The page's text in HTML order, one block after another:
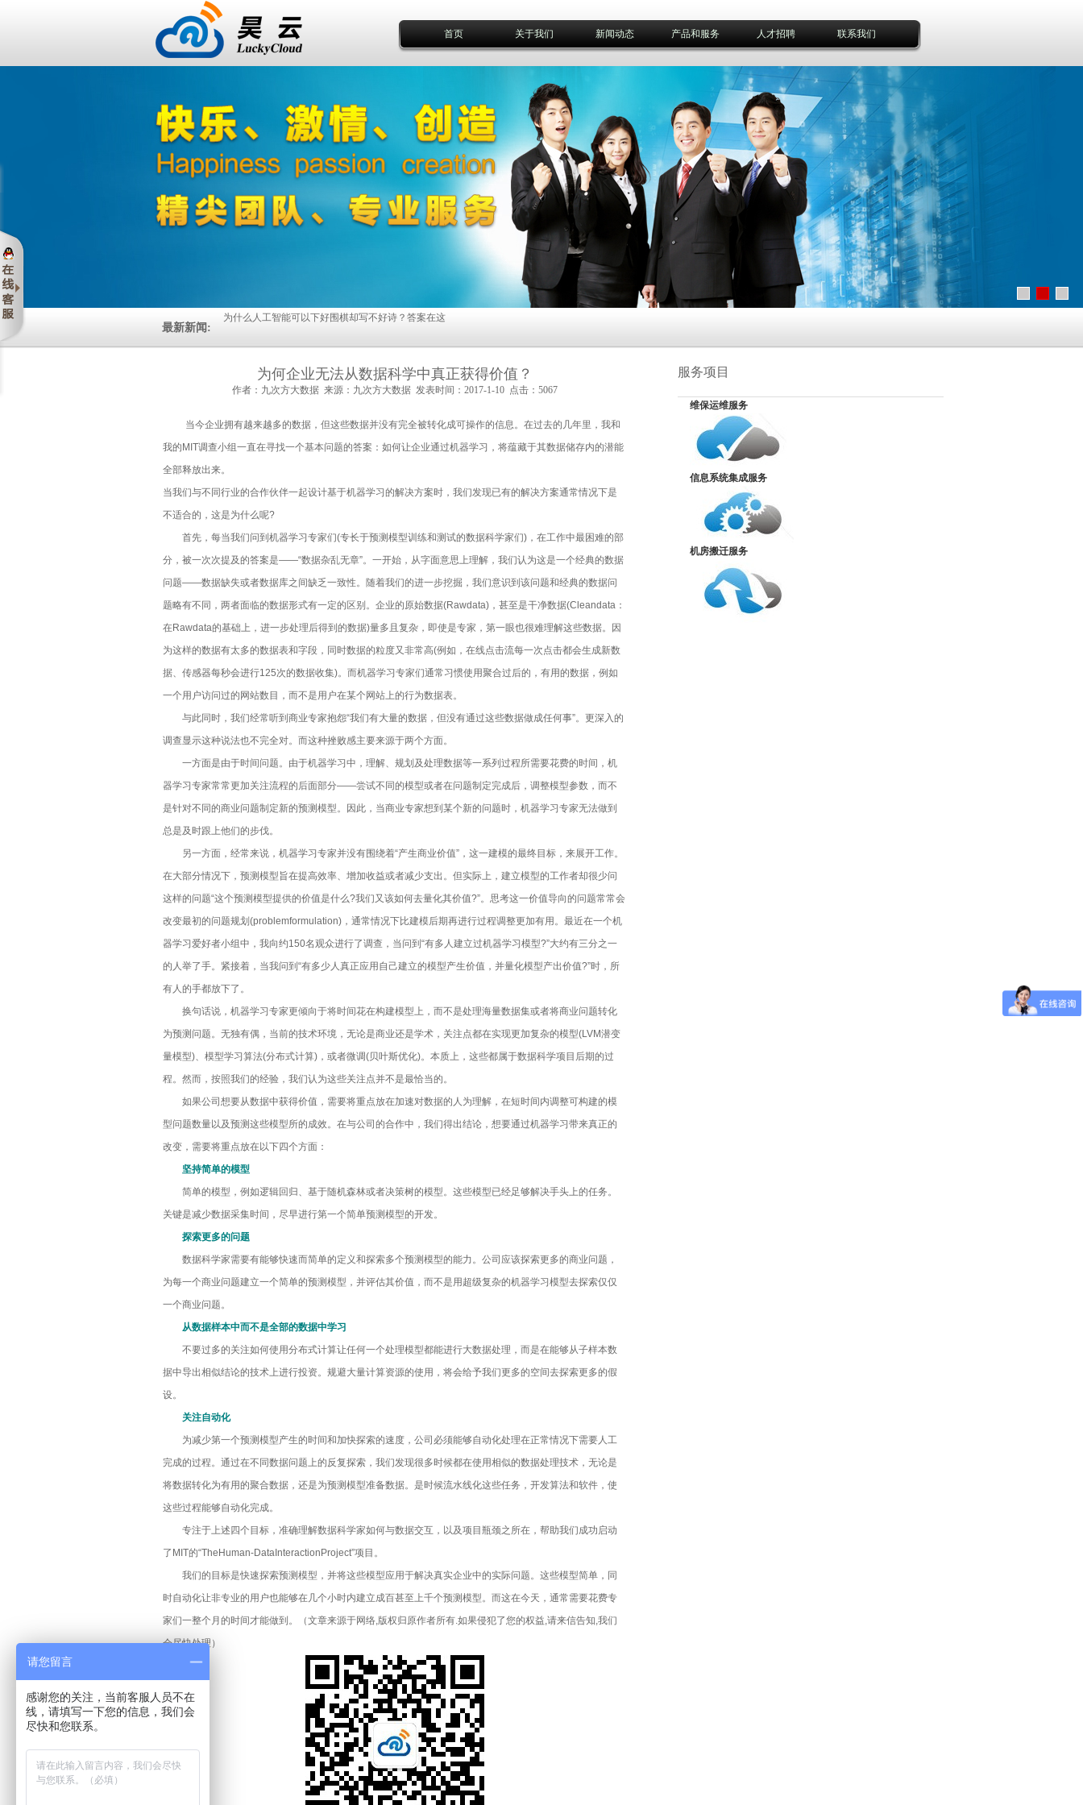
首页 关于我们 新闻动态 产品和服务 人才招聘 联系我们
最新新闻:
数据高端人才十一项全球最具权威的大数据资质认证
为什么大数据工程师会在2017年越过越滋润？
“新零售”的新能力
论数据中心运维工作的提升技巧
数据中心网络布线工程必备七大件
网络钓鱼进化之路
对象存储九大关键特征
人工智能会统治世界吗？马克思早就给出了回答
企业如何实现互联网+业务与IT的融合
PaaS是位好同志，但SaaS公司搞PaaS却不大靠谱
这是网络安全的基石：密码学2016大盘点
为何企业无法从数据科学中真正获得价值？
云灾难恢复服务：客户想要“DR即服务”
年关将至，历数今年悲催的宕机灾难
2017科技行业七大趋势：无人机远途送货 5G测试全面
又到年终，看九大企业技术趋势
大数据失败案例提醒：8个不能犯的错误
CIO:IT从运维到运营
面对网络边界的迷失？在虚拟环境获得真实可视性是
马云乌镇演讲实录：未来30年是谁的天下？
2016热门数据存储技术
CIO:淘汰你的不是新技术，而是旧思维
如何成为数据分析师
三大恶意软件的绝密藏身之地：固件、控制器与BIOS
网络与应用基础设施如何协同发展
云端迁移需注意的9大要点
为何企业无法从数据科学中真正获得价值？
作者：九次方大数据 来源：九次方大数据 发表时间：2017-1-10 点击：5067
当今企业拥有越来越多的数据，但这些数据并没有完全被转化成可操作的信息。在过去的几年里，我和
我的MIT调查小组一直在寻找一个基本问题的答案：如何让企业通过机器学习，将蕴藏于其数据储存内的潜能
全部释放出来。
当我们与不同行业的合作伙伴一起设计基于机器学习的解决方案时，我们发现已有的解决方案通常情况下是
不适合的，这是为什么呢?
首先，每当我们问到机器学习专家们(专长于预测模型训练和测试的数据科学家们)，在工作中最困难的部
分，被一次次提及的答案是——“数据杂乱无章”。一开始，从字面意思上理解，我们认为这是一个经典的数据
问题——数据缺失或者数据库之间缺乏一致性。随着我们的进一步挖掘，我们意识到该问题和经典的数据问
题略有不同，两者面临的数据形式有一定的区别。企业的原始数据(Rawdata)，甚至是干净数据(Cleandata：
在Rawdata的基础上，进一步处理后得到的数据)量多且复杂，即使是专家，第一眼也很难理解这些数据。因
为这样的数据有太多的数据表和字段，同时数据的粒度又非常高(例如，在线点击流每一次点击都会生成新数
据、传感器每秒会进行125次的数据收集)。而机器学习专家们通常习惯使用聚合过后的，有用的数据，例如
一个用户访问过的网站数目，而不是用户在某个网站上的行为数据表。
与此同时，我们经常听到商业专家抱怨“我们有大量的数据，但没有通过这些数据做成任何事”。更深入的
调查显示这种说法也不完全对。而这种挫败感主要来源于两个方面。
一方面是由于时间问题。由于机器学习中，理解、规划及处理数据等一系列过程所需要花费的时间，机
器学习专家常常更加关注流程的后面部分——尝试不同的模型或者在问题制定完成后，调整模型参数，而不
是针对不同的商业问题制定新的预测模型。因此，当商业专家想到某个新的问题时，机器学习专家无法做到
总是及时跟上他们的步伐。
另一方面，经常来说，机器学习专家并没有围绕着“产生商业价值”，这一建模的最终目标，来展开工作。
在大部分情况下，预测模型旨在提高效率、增加收益或者减少支出。但实际上，建立模型的工作者却很少问
这样的问题“这个预测模型提供的价值是什么?我们又该如何去量化其价值?”。思考这一价值导向的问题常常会
改变最初的问题规划(problemformulation)，通常情况下比建模后期再进行过程调整更加有用。最近在一个机
器学习爱好者小组中，我向约150名观众进行了调查，当问到“有多人建立过机器学习模型?”大约有三分之一
的人举了手。紧接着，当我问到“有多少人真正应用自己建立的模型产生价值，并量化模型产出价值?”时，所
有人的手都放下了。
换句话说，机器学习专家更倾向于将时间花在构建模型上，而不是处理海量数据集或者将商业问题转化
为预测问题。无独有偶，当前的技术环境，无论是商业还是学术，关注点都在实现更加复杂的模型(LVM潜变
量模型)、模型学习算法(分布式计算)，或者微调(贝叶斯优化)。本质上，这些都属于数据科学项目后期的过
程。然而，按照我们的经验，我们认为这些关注点并不是最恰当的。
如果公司想要从数据中获得价值，需要将重点放在加速对数据的人为理解，在短时间内调整可构建的模
型问题数量以及预测这些模型所的成效。在与公司的合作中，我们得出结论，想要通过机器学习带来真正的
改变，需要将重点放在以下四个方面：
坚持简单的模型
简单的模型，例如逻辑回归、基于随机森林或者决策树的模型。这些模型已经足够解决手头上的任务。
关键是减少数据采集时间，尽早进行第一个简单预测模型的开发。
探索更多的问题
数据科学家需要有能够快速而简单的定义和探索多个预测模型的能力。公司应该探索更多的商业问题，
为每一个商业问题建立一个简单的预测模型，并评估其价值，而不是用超级复杂的机器学习模型去探索仅仅
一个商业问题。
从数据样本中而不是全部的数据中学习
不要过多的关注如何使用分布式计算让任何一个处理模型都能进行大数据处理，而是在能够从子样本数
据中导出相似结论的技术上进行投资。规避大量计算资源的使用，将会给予我们更多的空间去探索更多的假
设。
关注自动化
为减少第一个预测模型产生的时间和加快探索的速度，公司必须能够自动化处理在正常情况下需要人工
完成的过程。通过在不同数据问题上的反复探索，我们发现很多时候都在使用相似的数据处理技术，无论是
将数据转化为有用的聚合数据，还是为预测模型准备数据。是时候流水线化这些任务，开发算法和软件，使
这些过程能够自动化完成。
专注于上述四个目标，准确理解数据科学家如何与数据交互，以及项目瓶颈之所在，帮助我们成功启动
了MIT的“TheHuman-DataInteractionProject”项目。
我们的目标是快速探索预测模型，并将这些模型应用于解决真实企业中的实际问题。这些模型简单，同
时自动化让非专业的用户也能够在几个小时内建立成百甚至上千个预测模型。而这在今天，通常需要花费专
家们一整个月的时间才能做到。
（文章来源于网络,版权归原作者所有.如果侵犯了您的权益,请来信告知,我们
会尽快处理）
服务项目
维保运维服务
信息系统集成服务
机房搬迁服务
请您留言
感谢您的关注，当前客服人员不在
线，请填写一下您的信息，我们会
尽快和您联系。